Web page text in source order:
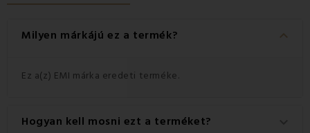
Milyen márkájú ez a termék? keyboard_arrow_down
Ez a(z) EMI márka eredeti terméke.
Hogyan kell mosni ezt a terméket?